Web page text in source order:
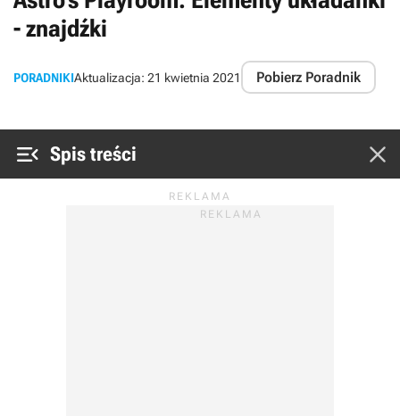
- znajdźki
PORADNIKIAktualizacja: 21 kwietnia 2021 Pobierz Poradnik
 Spis treści 